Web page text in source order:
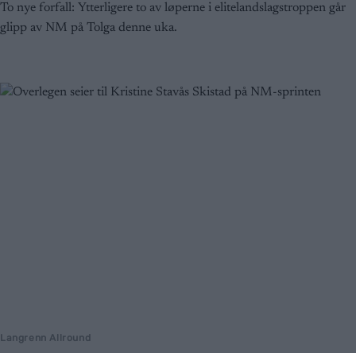
To nye forfall: Ytterligere to av løperne i elitelandslagstroppen går
glipp av NM på Tolga denne uka.
Langrenn Allround